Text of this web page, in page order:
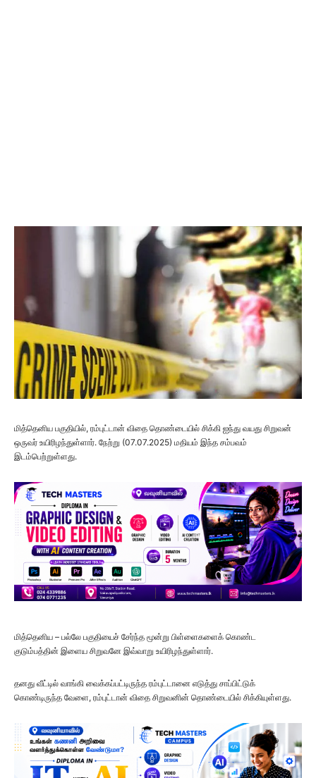
மித்தெனிய பகுதியில், ரம்புட்டான் விதை தொண்டையில் சிக்கி ஐந்து வயது சிறுவன்
ஒருவர் உயிரிழந்துள்ளார். நேற்று (07.07.2025) மதியம் இந்த சம்பவம்
இடம்பெற்றுள்ளது.
மித்தெனிய – பல்லே பகுதியைச் சேர்ந்த மூன்று பிள்ளைகளைக் கொண்ட
குடும்பத்தின் இளைய சிறுவனே இவ்வாறு உயிரிழந்துள்ளார்.
தனது வீட்டில் வாங்கி வைக்கப்பட்டிருந்த ரம்புட்டானை எடுத்து சாப்பிட்டுக்
கொண்டிருந்த வேளை, ரம்புட்டான் விதை சிறுவனின் தொண்டையில் சிக்கியுள்ளது.